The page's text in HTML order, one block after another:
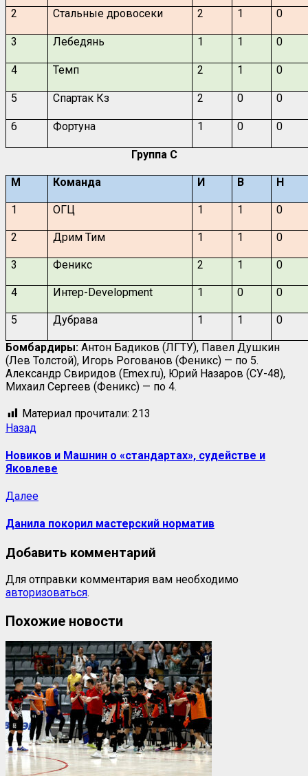
2 Стальные дровосеки 2 1 0
3 Лебедянь 1 1 0
4 Темп 2 1 0
5 Спартак Кз 2 0 0
6 Фортуна 1 0 0
Группа C
М Команда И В Н
1 ОГЦ 1 1 0
2 Дрим Тим 1 1 0
3 Феникс 2 1 0
4 Интер-Development 1 0 0
5 Дубрава 1 1 0
Бомбардиры: Антон Бадиков (ЛГТУ), Павел Душкин
(Лев Толстой), Игорь Рогованов (Феникс) — по 5.
Александр Свиридов (Emex.ru), Юрий Назаров (СУ-48),
Михаил Сергеев (Феникс) — по 4.
Материал прочитали: 213
Назад
Новиков и Машнин о «стандартах», судействе и
Яковлеве
Далее
Данила покорил мастерский норматив
Добавить комментарий
Для отправки комментария вам необходимо
авторизоваться.
Похожие новости